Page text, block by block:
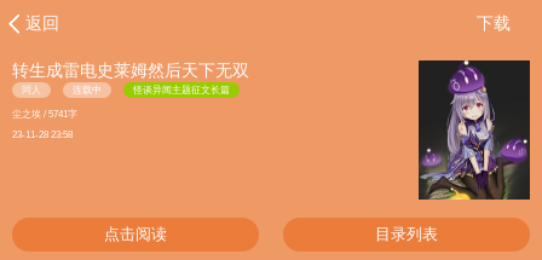
返回 下载
转生成雷电史莱姆然后天下无双
同人 连载中 怪谈异闻主题征文长篇
尘之埃 / 5741字
23-11-28 23:58
点击阅读 目录列表